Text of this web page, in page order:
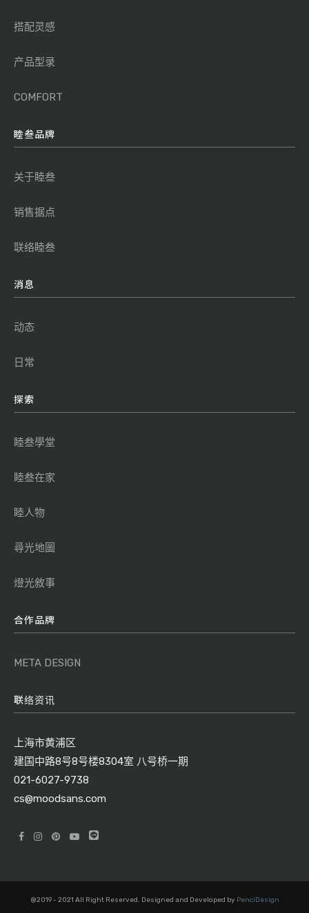
搭配灵感
产品型录
COMFORT
睦叁品牌
关于睦叁
销售据点
联络睦叁
消息
动态
日常
探索
睦叁學堂
睦叁在家
睦人物
尋光地圖
燈光敘事
合作品牌
META DESIGN
联络资讯
上海市黄浦区
建国中路8号8号楼8304室 八号桥一期
021-6027-9738
cs@moodsans.com
@2019 - 2021 All Right Reserved. Designed and Developed by PenciDesign